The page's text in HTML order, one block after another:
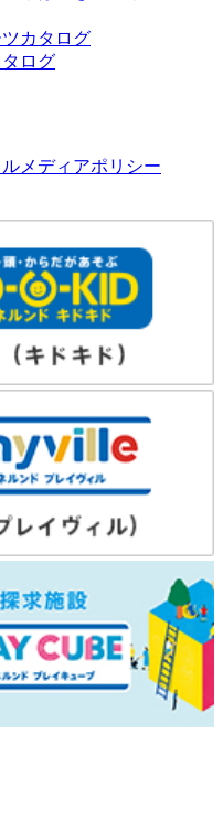
カタログ
ログ
メディアポリシー